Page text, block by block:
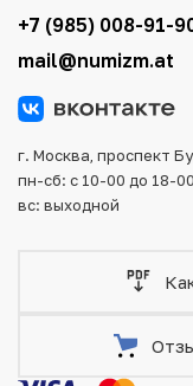
тщательно
повреждения во
+7 (985) 008-91-
mail@numizm.at
г. Москва, проспект
пн-сб: с 10-00 до 18-00
вс: выходной